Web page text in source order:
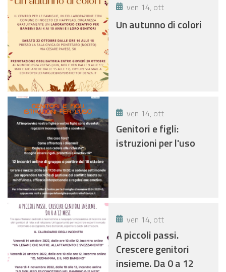
ven 14, ott
Un autunno di colori
ven 14, ott
Genitori e figli:
istruzioni per l'uso
ven 14, ott
A piccoli passi.
Crescere genitori
insieme. Da 0 a 12